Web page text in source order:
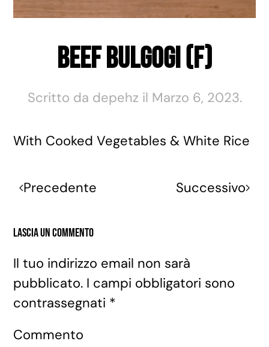
Beef Bulgogi (F)
Scritto da depehz il Marzo 6, 2023.
With Cooked Vegetables & White Rice
Precedente Successivo
Lascia un commento
Il tuo indirizzo email non sarà
pubblicato. I campi obbligatori sono
contrassegnati *
Commento